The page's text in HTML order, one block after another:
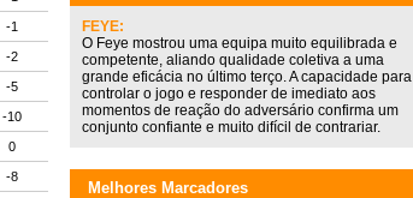
-1
-2
-5
-10
0
-8
FEYE:
O Feye mostrou uma equipa muito equilibrada e
competente, aliando qualidade coletiva a uma
grande eficácia no último terço. A capacidade para
controlar o jogo e responder de imediato aos
momentos de reação do adversário confirma um
conjunto confiante e muito difícil de contrariar.
Melhores Marcadores